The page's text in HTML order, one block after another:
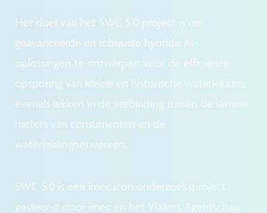
Het doel van het SWC 5.0 project is om
geavanceerde en robuuste hybride AI-
oplossingen te ontwerpen voor de efficiënte
opsporing van kleine en historische waterlekken,
evenals lekken in de verbinding tussen de slimme
meters van consumenten en de
waterleidingnetwerken.
SWC 5.0 is een imec.icon onderzoeksproject
gesteund door imec en het Vlaams Agentschap